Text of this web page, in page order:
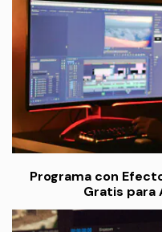
Programa con
Gratis para